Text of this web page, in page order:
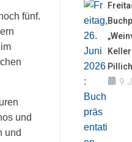
fünf.
und
und
9.